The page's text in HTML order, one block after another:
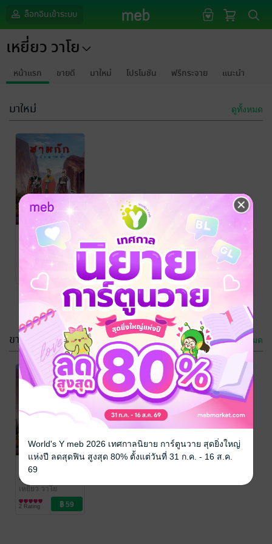
ล็อกอินเข้าระบบ
เหยี่ยว วาโย
หน้าแรก ขายดี มาใหม่ โปรโมชัน ฟรีกระจาย แนะนำ
มาใหม่ ดูทั้งหมด
สามก๊ก ฉบับ
ตามน้ำ
เหยี่ยว วาโย
นิยายกำลังภายใน
2 Rating
ขายดี ดูทั้งหมด
สามก๊ก ฉบับ
ตามน้ำ
เหยี่ยว วาโย
นิยายกำลังภายใน
2 Rating
World's Y meb 2026 เทศกาลนิยาย การ์ตูนวาย สุดยิ่งใหญ่
แห่งปี ลดสุดฟิน สูงสุด 80% ตั้งแต่วันที่ 31 ก.ค. - 16 ส.ค.
69